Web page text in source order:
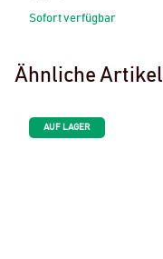
Sofort verfügbar
Ähnliche Artikel
AUF LAGER